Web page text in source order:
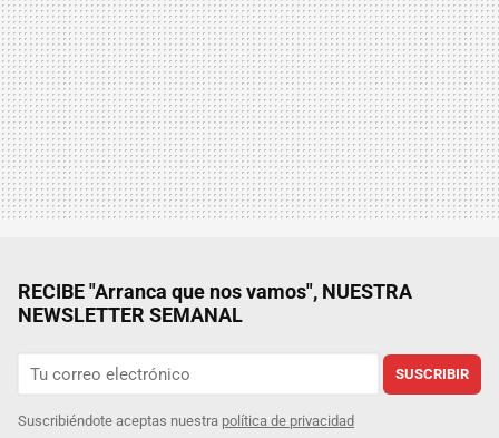
RECIBE "Arranca que nos vamos", NUESTRA
NEWSLETTER SEMANAL
SUSCRIBIR
Suscribiéndote aceptas nuestra política de privacidad